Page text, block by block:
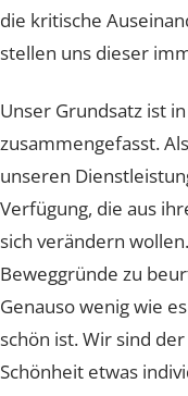
«Beautiful You» –
und Meinungen ihre
die kritische
stellen uns dieser
Unser Grundsatz ist
zusammengefasst.
unseren
Verfügung, die aus
sich verändern